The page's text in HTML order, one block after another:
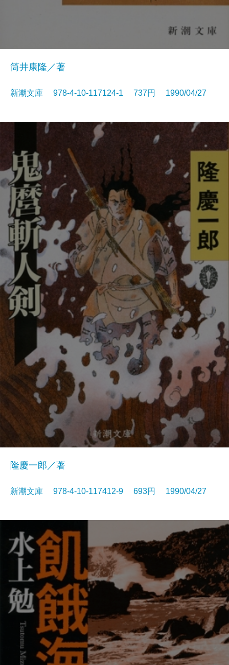
筒井康隆／著
新潮文庫 978-4-10-117124-1 737円 1990/04/27
隆慶一郎／著
新潮文庫 978-4-10-117412-9 693円 1990/04/27